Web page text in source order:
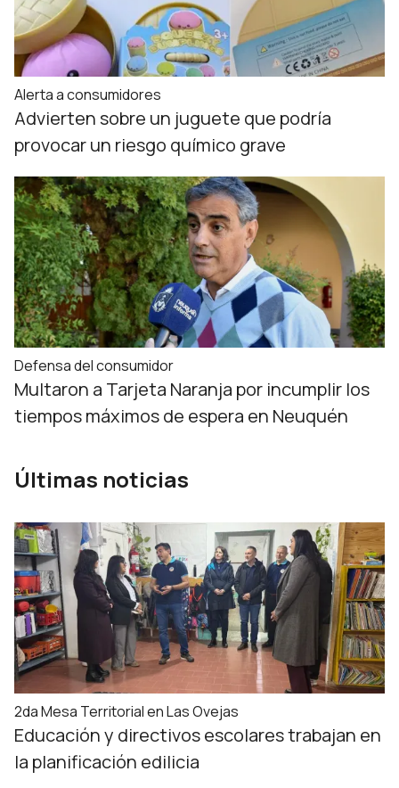
Alerta a consumidores
Advierten sobre un juguete que podría
provocar un riesgo químico grave
Defensa del consumidor
Multaron a Tarjeta Naranja por incumplir los
tiempos máximos de espera en Neuquén
Últimas noticias
2da Mesa Territorial en Las Ovejas
Educación y directivos escolares trabajan en
la planificación edilicia